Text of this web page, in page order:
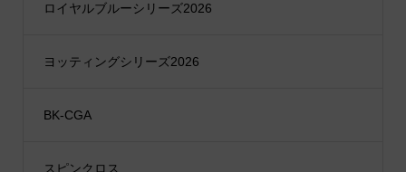
ロイヤルブルーシリーズ2026
ヨッティングシリーズ2026
BK-CGA
スピンクロス